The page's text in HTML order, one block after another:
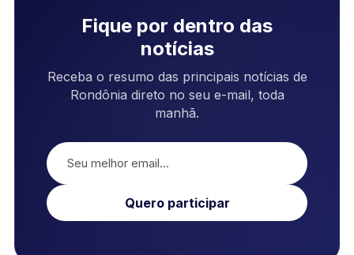
Fique por dentro das
notícias
Receba o resumo das principais notícias de
Rondônia direto no seu e-mail, toda
manhã.
Quero participar